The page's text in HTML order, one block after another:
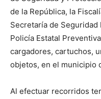
de la República, la
Secretaría de Seguridad
Policía Estatal
cargadores, cartuchos,
objetos, en el municipio
Al efectuar recorridos